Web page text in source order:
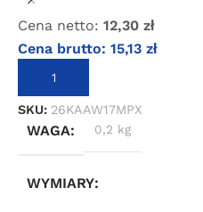
Cena netto: 12,30 zł
Cena brutto: 15,13 zł
DODAJ DO KOSZYKA
SKU: 26KAAW17MPX
WAGA 0,2 kg
WYMIARY